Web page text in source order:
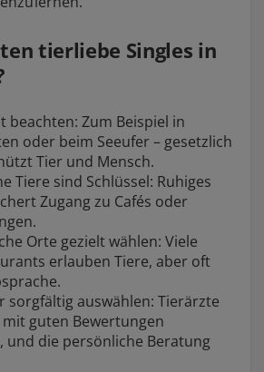
tierliebe Singles in
beachten: Zum Beispiel in
oder beim Seeufer – gesetzlich
Tier und Mensch.
Tiere sind Schlüssel: Ruhiges
Zugang zu Cafés oder
Orte gezielt wählen: Viele
erlauben Tiere, aber oft
sorgfältig auswählen: Tierärzte
guten Bewertungen
und die persönliche Beratung